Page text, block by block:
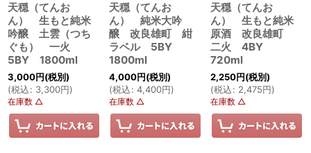
天穏（てんお
ん） 生もと純米
吟醸 土雲（つち
ぐも） 一火
5BY 1800ml
3,000円(税別)
(税込: 3,300円)
在庫数 △
天穏（てんお
ん） 純米大吟
醸 改良雄町 紺
ラベル 5BY
1800ml
4,000円(税別)
(税込: 4,400円)
在庫数 △
天穏（てんお
ん） 生もと純米
原酒 改良雄町
二火 4BY
720ml
2,250円(税別)
(税込: 2,475円)
在庫数 △